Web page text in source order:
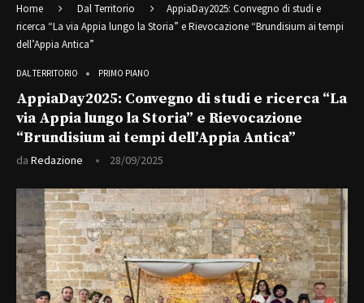
Home Dal Territorio
AppiaDay2025: Convegno di studi e
ricerca “La via Appia lungo la Storia” e Rievocazione “Brundisium ai tempi
dell’Appia Antica”
DAL TERRITORIO PRIMO PIANO
AppiaDay2025: Convegno di studi e ricerca “La
via Appia lungo la Storia” e Rievocazione
“Brundisium ai tempi dell’Appia Antica”
da Redazione 28/09/2025